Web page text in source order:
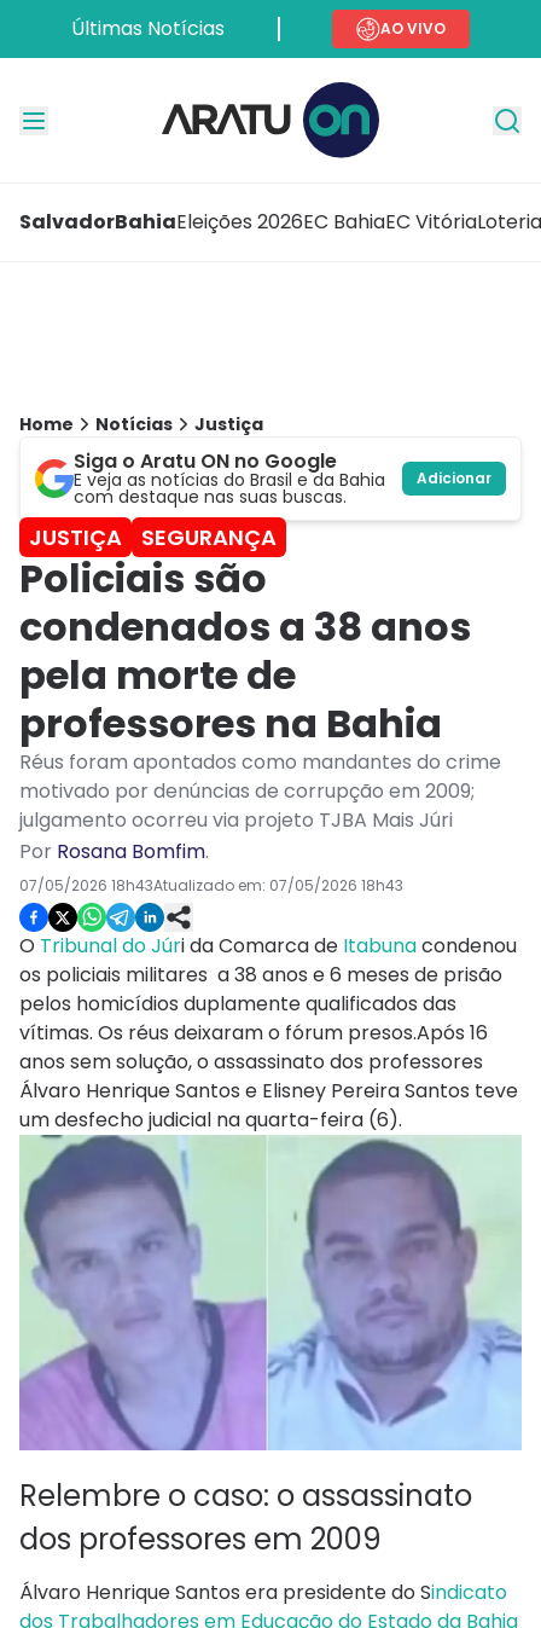
Últimas Notícias AO VIVO
SalvadorBahiaEleições 2026EC BahiaEC Vitória
Home Notícias Justiça
Siga o Aratu ON no Google
E veja as notícias do Brasil e da Bahia
com destaque nas suas buscas.
Adicionar
JUSTIÇA SEGURANÇA
Policiais são
condenados a 38 anos
pela morte de
professores na Bahia
Réus foram apontados como mandantes do crime
motivado por denúncias de corrupção em 2009;
julgamento ocorreu via projeto TJBA Mais Júri
Por Rosana Bomfim.
07/05/2026 18h43Atualizado em: 07/05/2026 18h43
O Tribunal do Júri da Comarca de Itabunacondenou
os policiais militares a 38 anos e 6 meses de prisão
pelos homicídios duplamente qualificados das
vítimas. Os réus deixaram o fórum presos.Após 16
anos sem solução, o assassinato dos professores
Álvaro Henrique Santos e Elisney Pereira Santos teve
um desfecho judicial na quarta-feira (6).
Relembre o caso: o assassinato
dos professores em 2009
Álvaro Henrique Santos era presidente do Sindicato
dos Trabalhadores em Educação do Estado da Bahia